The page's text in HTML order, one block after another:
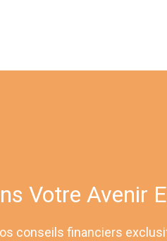
Votre Avenir
conseils financiers